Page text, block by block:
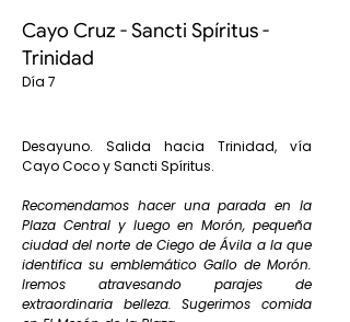
Cayo Cruz - Sancti Spíritus -
Trinidad
Día 7
Desayuno. Salida hacia Trinidad, vía
Cayo Coco y Sancti Spíritus.
Recomendamos hacer una parada en la
Plaza Central y luego en Morón, pequeña
ciudad del norte de Ciego de Ávila a la que
identifica su emblemático Gallo de Morón.
Iremos atravesando parajes de
extraordinaria belleza. Sugerimos comida